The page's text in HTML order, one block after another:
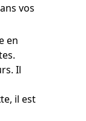
vos
en
Il
il est